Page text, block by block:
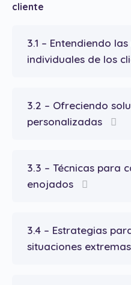
cliente
3.1 – Entendiendo
individuales de los
3.2 – Ofreciendo
personalizadas
3.3 – Técnicas para
enojados
3.4 – Estrategias
situaciones